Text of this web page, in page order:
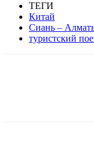
ТЕГИ
Китай
Сиань –
туристский